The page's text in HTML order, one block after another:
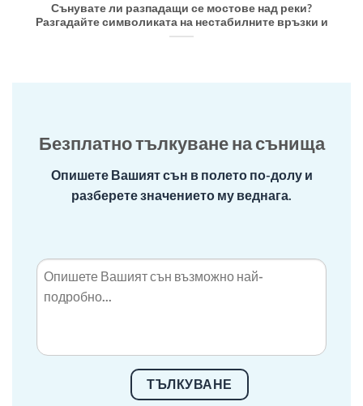
Сънувате ли разпадащи се мостове над реки?
Разгадайте символиката на нестабилните връзки и
Безплатно тълкуване на сънища
Опишете Вашият сън в полето по-долу и
разберете значението му веднага.
ТЪЛКУВАНЕ